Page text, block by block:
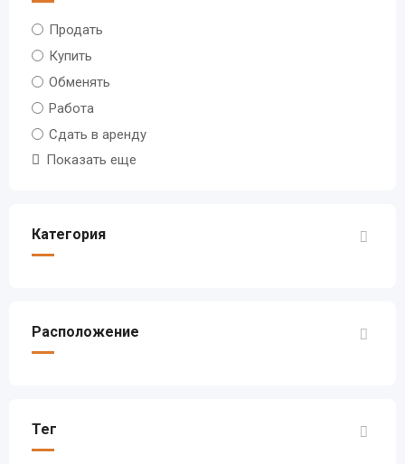
Продать
Купить
Обменять
Работа
Сдать в аренду
Показать еще
Категория
Расположение
Тег